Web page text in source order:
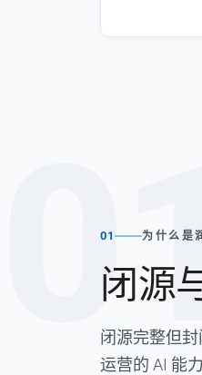
01 为什么是
闭源
闭源完整但
运营的 AI 能力